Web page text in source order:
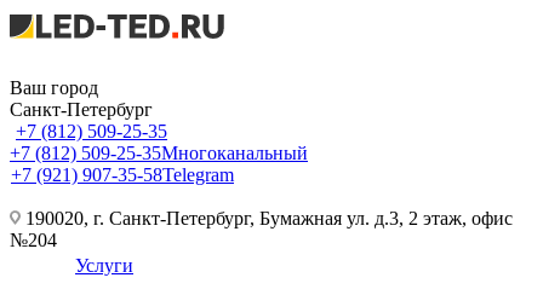
Ваш город
Санкт-Петербург
+7 (812) 509-25-35
+7 (812) 509-25-35Многоканальный
+7 (921) 907-35-58Telegram
190020, г. Санкт-Петербург, Бумажная ул. д.3, 2 этаж, офис
№204
Услуги